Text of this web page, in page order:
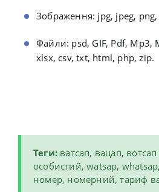
Зображення: jpg, jpeg,
Файли: psd, GIF, Pdf, Mp3,
xlsx, csv, txt, html, php, zip.
Теги: ватсап, вацап,
особистий, watsap,
номер, номерний, тариф